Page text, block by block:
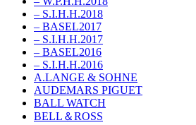
– S.I.H.H.2018
– BASEL2017
– S.I.H.H.2017
– BASEL2016
– S.I.H.H.2016
A.LANGE & SOHNE
AUDEMARS PIGUET
BALL WATCH
BELL＆ROSS